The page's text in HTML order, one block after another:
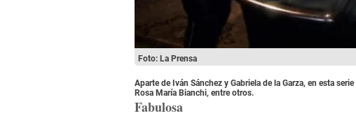
Foto: La Prensa
Aparte de Iván Sánchez y Gabriela de la Garza, en esta
Rosa María Bianchi, entre otros.
Fabulosa